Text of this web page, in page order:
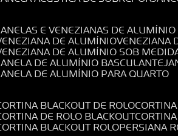
JANELAS E VENEZIANAS DE
VENEZIANA DE ALUMÍNIO
VENEZIANA DE ALUMÍNIO SOB
JANELA DE ALUMÍNIO BASCULANTE
JANELA DE ALUMÍNIO PARA QUARTO
CORTINA BLACKOUT DE ROLO
CORTINA DE ROLO BLACKOUT
CORTINA BLACKOUT ROLO PERSIANA